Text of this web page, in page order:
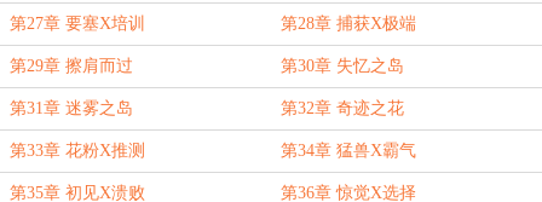
第27章 要塞X培训 第28章 捕获X极端
第29章 擦肩而过 第30章 失忆之岛
第31章 迷雾之岛 第32章 奇迹之花
第33章 花粉X推测 第34章 猛兽X霸气
第35章 初见X溃败 第36章 惊觉X选择